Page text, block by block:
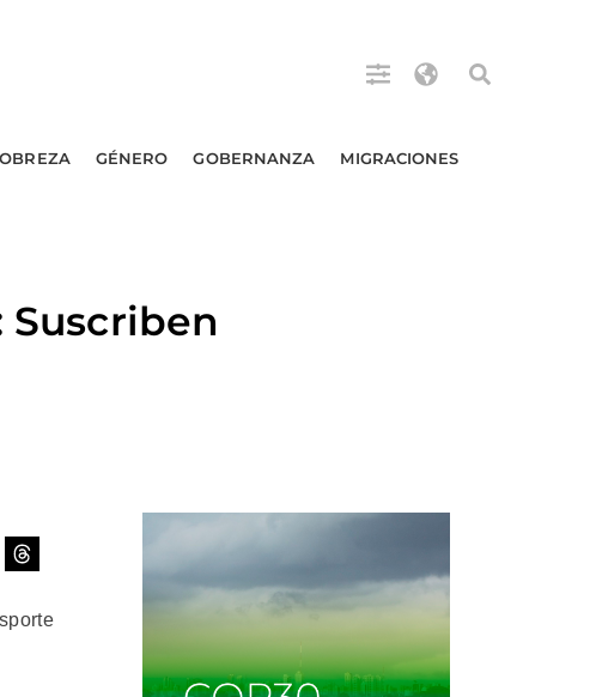
GÉNERO GOBERNANZA MIGRACIONES
Suscriben